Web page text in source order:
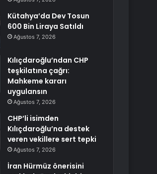
Kütahya’da Dev Tosun
600 Bin Liraya Satıldı
Ağustos 7, 2026
Kılıçdaroğlu’ndan CHP
teşkilatına çağrı:
Mahkeme kararı
uygulansın
Ağustos 7, 2026
CHP’li isimden
Kılıçdaroğlu’na destek
veren vekillere sert tepki
Ağustos 7, 2026
İran Hürmüz önerisini